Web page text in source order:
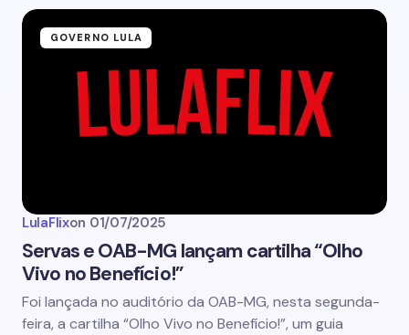
GOVERNO LULA
LulaFlixon 01/07/2025
Servas e OAB-MG lançam cartilha “Olho
Vivo no Benefício!”
Foi lançada no auditório da OAB-MG, nesta segunda-
feira, a cartilha “Olho Vivo no Benefício!”, um guia